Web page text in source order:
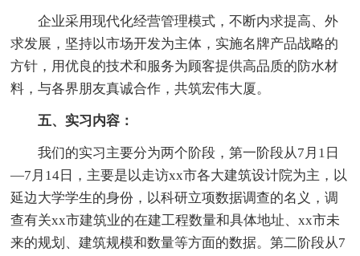
企业采用现代化经营管理模式，不断内求提高、外
求发展，坚持以市场开发为主体，实施名牌产品战略的
方针，用优良的技术和服务为顾客提供高品质的防水材
料，与各界朋友真诚合作，共筑宏伟大厦。
五、实习内容：
我们的实习主要分为两个阶段，第一阶段从7月1日
—7月14日，主要是以走访xx市各大建筑设计院为主，以
延边大学学生的身份，以科研立项数据调查的名义，调
查有关xx市建筑业的在建工程数量和具体地址、xx市未
来的规划、建筑规模和数量等方面的数据。第二阶段从7